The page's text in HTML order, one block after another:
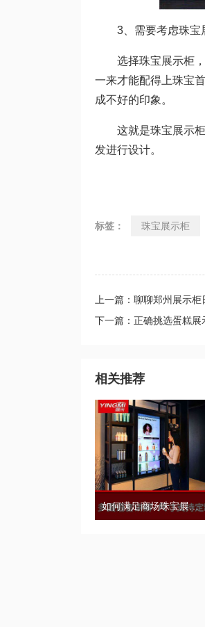
3、需要考虑珠宝
选择珠宝展示柜，
一来才能配得上珠宝
成不好的印象。
这就是珠宝展示柜
发进行设计。
标签： 珠宝展示柜
上一篇：聊聊郑州展示
下一篇：正确挑选蛋糕展
相关推荐
如何满足商场珠宝展示柜的需求标准？